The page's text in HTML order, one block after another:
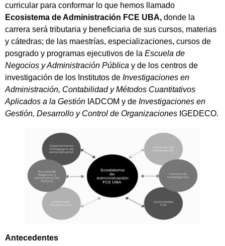
curricular para conformar lo que hemos llamado
Ecosistema de Administración FCE UBA, donde la
carrera será tributaria y beneficiaria de sus cursos, materias
y cátedras; de las maestrías, especializaciones, cursos de
posgrado y programas ejecutivos de la Escuela de
Negocios y Administración Pública y de los centros de
investigación de los Institutos de Investigaciones en
Administración, Contabilidad y Métodos Cuantitativos
Aplicados a la Gestión IADCOM y de Investigaciones en
Gestión, Desarrollo y Control de Organizaciones IGEDECO.
Antecedentes